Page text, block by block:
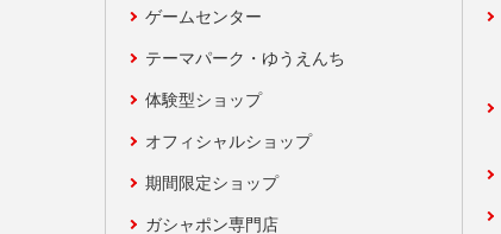
ゲームセンター
テーマパーク・ゆうえんち
体験型ショップ
オフィシャルショップ
期間限定ショップ
ガシャポン専門店